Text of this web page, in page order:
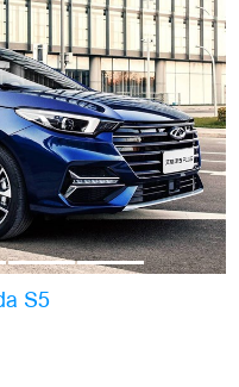
S5